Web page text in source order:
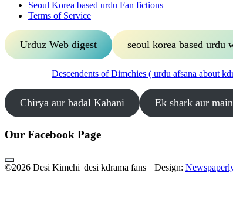
Seoul Korea based urdu Fan fictions
Terms of Service
Urduz Web digest seoul korea based
Descendents of Dimchies ( urdu afsana about
Chirya aur badal Kahani Ek shark aur
Our Facebook Page
©2026 Desi Kimchi |desi kdrama fans| | Design: